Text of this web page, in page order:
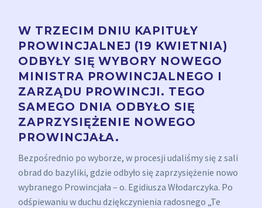
W TRZECIM DNIU KAPITUŁY
PROWINCJALNEJ (19 KWIETNIA)
ODBYŁY SIĘ WYBORY NOWEGO
MINISTRA PROWINCJALNEGO I
ZARZĄDU PROWINCJI. TEGO
SAMEGO DNIA ODBYŁO SIĘ
ZAPRZYSIĘŻENIE NOWEGO
PROWINCJAŁA.
Bezpośrednio po wyborze, w procesji udaliśmy się z sali
obrad do bazyliki, gdzie odbyło się zaprzysiężenie nowo
wybranego Prowincjała – o. Egidiusza Włodarczyka. Po
odśpiewaniu w duchu dziękczynienia radosnego „Te